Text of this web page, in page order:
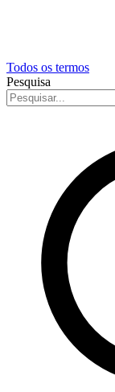
Todos os termos
Pesquisa